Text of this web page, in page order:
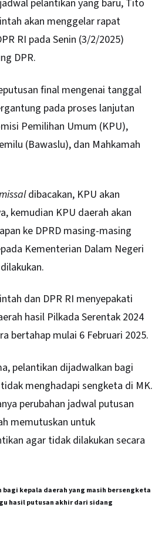
pelantikan yang baru, Tito
akan menggelar rapat
RI pada Senin (3/2/2025)
DPR.
final mengenai tanggal
pada proses lanjutan
Pemilihan Umum (KPU),
(Bawaslu), dan Mahkamah
dibacakan, KPU akan
kemudian KPU daerah akan
ke DPRD masing-masing
Kementerian Dalam Negeri
dan DPR RI menyepakati
hasil Pilkada Serentak 2024
bertahap mulai 6 Februari 2025.
pelantikan dijadwalkan bagi
menghadapi sengketa di MK.
perubahan jadwal putusan
memutuskan untuk
agar tidak dilakukan secara
kepala daerah yang masih bersengketa
hasil putusan akhir dari sidang